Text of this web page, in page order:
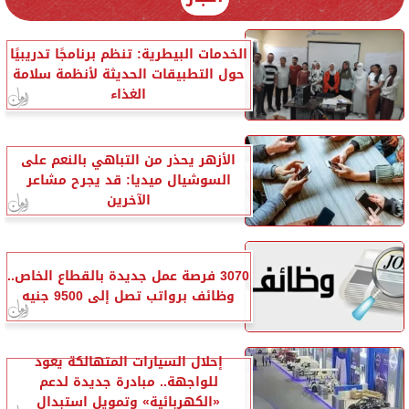
الخدمات البيطرية: تنظم برنامجًا تدريبيًا
حول التطبيقات الحديثة لأنظمة سلامة
الغذاء
الأزهر يحذر من التباهي بالنعم على
السوشيال ميديا: قد يجرح مشاعر
الآخرين
3070 فرصة عمل جديدة بالقطاع الخاص..
وظائف برواتب تصل إلى 9500 جنيه
إحلال السيارات المتهالكة يعود
للواجهة.. مبادرة جديدة لدعم
«الكهربائية» وتمويل استبدال